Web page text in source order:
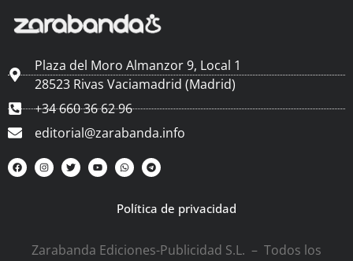
Plaza del Moro Almanzor 9, Local 1
28523 Rivas Vaciamadrid (Madrid)
+34 660 36 62 96
editorial@zarabanda.info
Política de privacidad
Zarabanda Ediciones-Publicidad S.L. – Todos los